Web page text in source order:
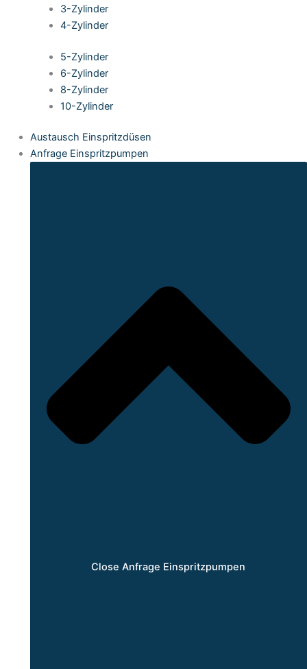
3-Zylinder
4-Zylinder
5-Zylinder
6-Zylinder
8-Zylinder
10-Zylinder
Austausch Einspritzdüsen
Anfrage Einspritzpumpen
Close Anfrage Einspritzpumpen